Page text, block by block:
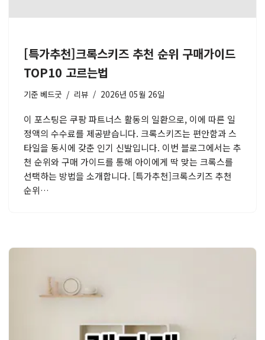
[특가추천]크록스키즈 추천 순위 구매가이드
TOP10 고르는법
기준 베드굿 리뷰 2026년 05월 26일
이 포스팅은 쿠팡 파트너스 활동의 일환으로, 이에 따른 일
정액의 수수료를 제공받습니다. 크록스키즈는 편안함과 스
타일을 동시에 갖춘 인기 신발입니다. 이번 블로그에서는 추
천 순위와 구매 가이드를 통해 아이에게 딱 맞는 크록스를
선택하는 방법을 소개합니다. [특가추천]크록스키즈 추천
순위…